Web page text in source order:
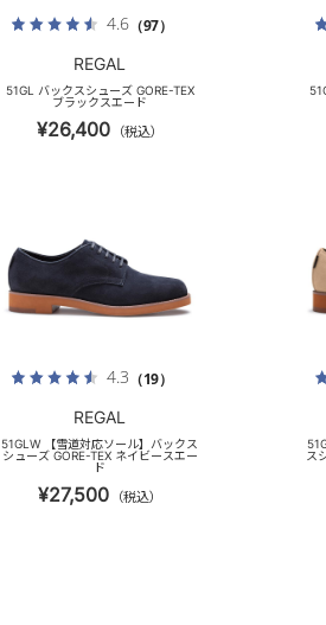
4.6（97）
REGAL
51GL バックスシューズ GORE-TEX
ブラックスエード
¥26,400 （税込）
4.3 （19）
REGAL
51GLW 【雪道対応ソール】バックス
シューズ GORE-TEX ネイビースエー
ド
¥27,500 （税込）
ス